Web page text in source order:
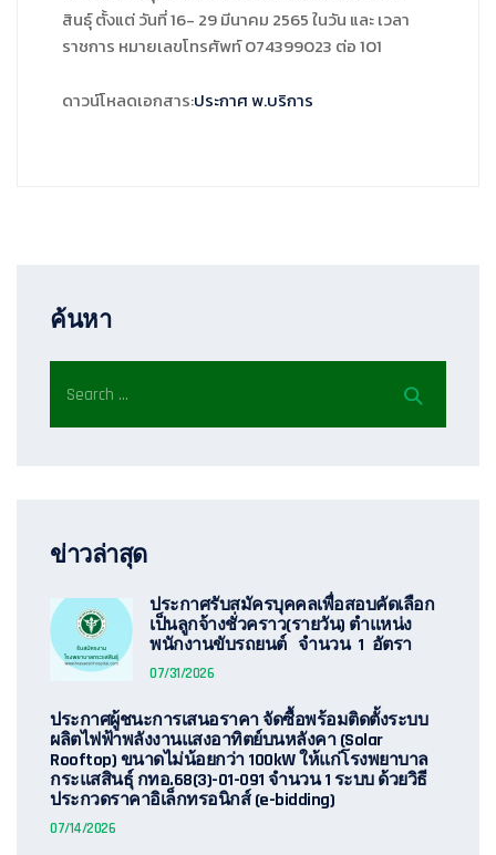
สินธุ์ ตั้งแต่ วันที่ 16- 29 มีนาคม 2565 ในวัน และ เวลา
ราชการ หมายเลขโทรศัพท์ 074399023 ต่อ 101
ดาวน์โหลดเอกสาร:ประกาศ พ.บริการ
ค้นหา
ข่าวล่าสุด
ประกาศรับสมัครบุคคลเพื่อสอบคัดเลือก
เป็นลูกจ้างชั่วคราว(รายวัน) ตำแหน่ง
พนักงานขับรถยนต์ จำนวน 1 อัตรา
07/31/2026
ประกาศผู้ชนะการเสนอราคา จัดซื้อพร้อมติดตั้งระบบ
ผลิตไฟฟ้าพลังงานแสงอาทิตย์บนหลังคา (Solar
Rooftop) ขนาดไม่น้อยกว่า 100kW ให้แก่โรงพยาบาล
กระแสสินธุ์ กทอ.68(3)-01-091 จำนวน 1 ระบบ ด้วยวิธี
ประกวดราคาอิเล็กทรอนิกส์ (e-bidding)
07/14/2026